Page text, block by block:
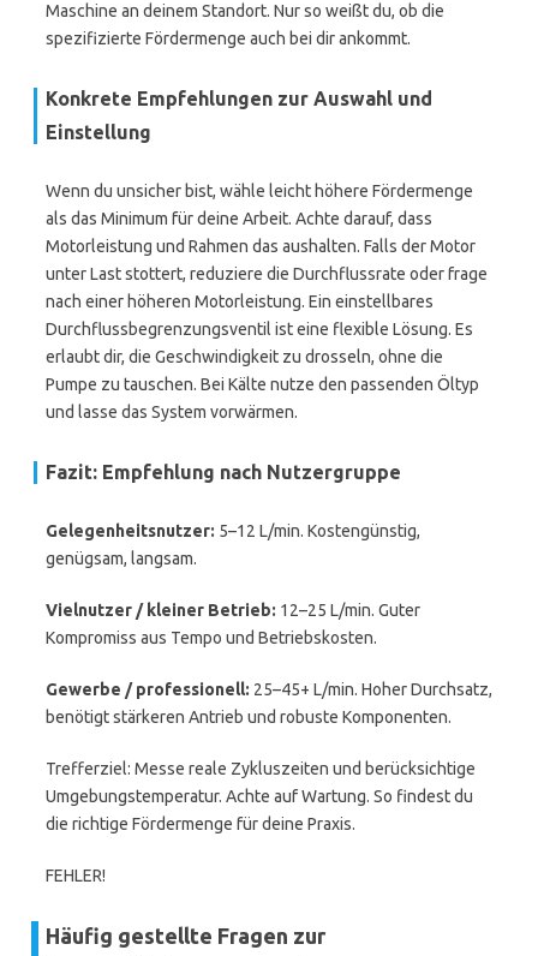
Maschine an deinem Standort. Nur so weißt du, ob die
spezifizierte Fördermenge auch bei dir ankommt.
Konkrete Empfehlungen zur Auswahl und
Einstellung
Wenn du unsicher bist, wähle leicht höhere Fördermenge
als das Minimum für deine Arbeit. Achte darauf, dass
Motorleistung und Rahmen das aushalten. Falls der Motor
unter Last stottert, reduziere die Durchflussrate oder frage
nach einer höheren Motorleistung. Ein einstellbares
Durchflussbegrenzungsventil ist eine flexible Lösung. Es
erlaubt dir, die Geschwindigkeit zu drosseln, ohne die
Pumpe zu tauschen. Bei Kälte nutze den passenden Öltyp
und lasse das System vorwärmen.
Fazit: Empfehlung nach Nutzergruppe
Gelegenheitsnutzer: 5–12 L/min. Kostengünstig,
genügsam, langsam.
Vielnutzer / kleiner Betrieb: 12–25 L/min. Guter
Kompromiss aus Tempo und Betriebskosten.
Gewerbe / professionell: 25–45+ L/min. Hoher Durchsatz,
benötigt stärkeren Antrieb und robuste Komponenten.
Trefferziel: Messe reale Zykluszeiten und berücksichtige
Umgebungstemperatur. Achte auf Wartung. So findest du
die richtige Fördermenge für deine Praxis.
FEHLER!
Häufig gestellte Fragen zur